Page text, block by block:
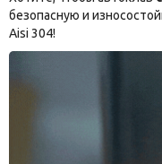
безопасную и
Aisi 304!